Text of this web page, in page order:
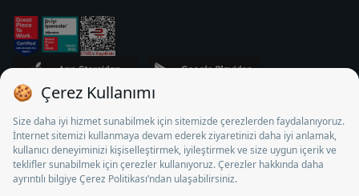
STJ İnsan Kaynakları Bilişim ve Danışmanlık A.Ş. Özel İstihdam
Bürosu Olarak 13/05/2025 - 12/05/2028 tarihleri arasında
faaliyette bulunmak üzere, Türkiye İş Kurumu tarafından
18/04/2025 tarih ve 18095710 sayılı karar uyarınca 1078 nolu